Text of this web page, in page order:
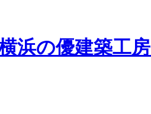
浜の優建築工房